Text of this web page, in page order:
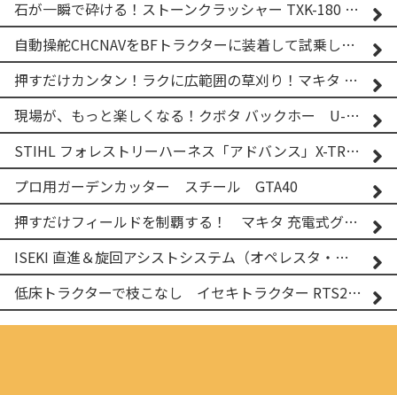
石が一瞬で砕ける！ストーンクラッシャー TXK-180 実演
自動操舵CHCNAVをBFトラクターに装着して試乗してみた！！ CHCNAV NX610
押すだけカンタン！ラクに広範囲の草刈り！マキタ バッテリー式草刈り機 MUG001G 2
現場が、もっと楽しくなる！クボタ バックホー U-25-3A
STIHL フォレストリーハーネス「アドバンス」X-TREEm
プロ用ガーデンカッター スチール GTA40
押すだけフィールドを制覇する！ マキタ 充電式グランドトリマー MUG001G
ISEKI 直進＆旋回アシストシステム（オペレスタ・ターン）搭載 イセキ 乗用田植機 PRJ8D-ZJL
低床トラクターで枝こなし イセキトラクター RTS205NS & フレールモア FNC1202F